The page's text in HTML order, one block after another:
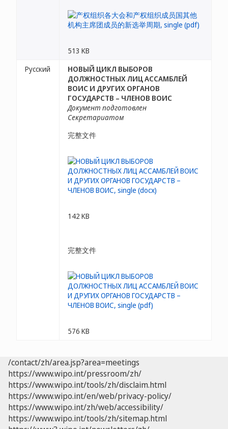
513 KB
Русский
НОВЫЙ ЦИКЛ ВЫБОРОВ
ДОЛЖНОСТНЫХ ЛИЦ АССАМБЛЕЙ
ВОИС И ДРУГИХ ОРГАНОВ
ГОСУДАРСТВ – ЧЛЕНОВ ВОИС
Документ подготовлен
Секретариатом
完整文件
142 KB
完整文件
576 KB
/contact/zh/area.jsp?area=meetings
https://www.wipo.int/pressroom/zh/
https://www.wipo.int/tools/zh/disclaim.html
https://www.wipo.int/en/web/privacy-policy/
https://www.wipo.int/zh/web/accessibility/
https://www.wipo.int/tools/zh/sitemap.html